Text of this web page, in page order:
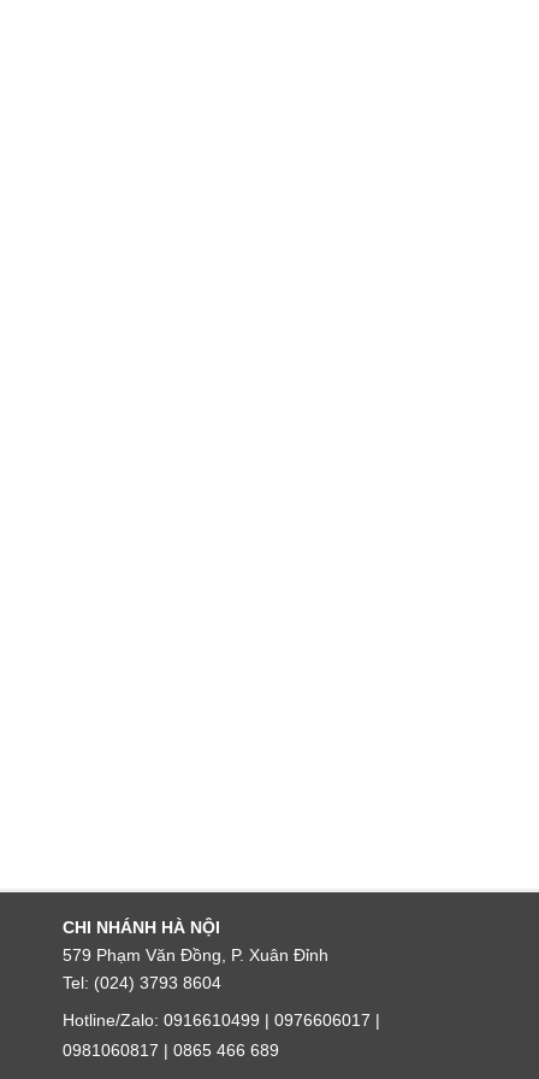
CHI NHÁNH HÀ NỘI
579 Phạm Văn Đồng, P. Xuân Đỉnh
Tel: (024) 3793 8604
Hotline/Zalo: 0916610499 | 0976606017 |
0981060817 | 0865 466 689